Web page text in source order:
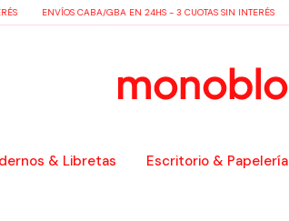
ENVÍOS CABA/GBA EN 24HS - 3 CUOTAS SIN INTERÉS
& Libretas Escritorio & Papelería